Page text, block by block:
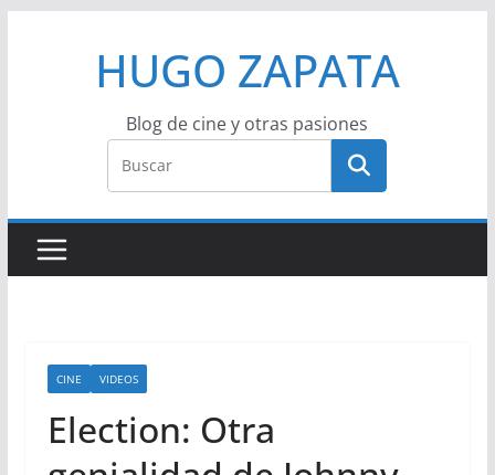
HUGO ZAPATA
Blog de cine y otras pasiones
CINE VIDEOS
Election: Otra